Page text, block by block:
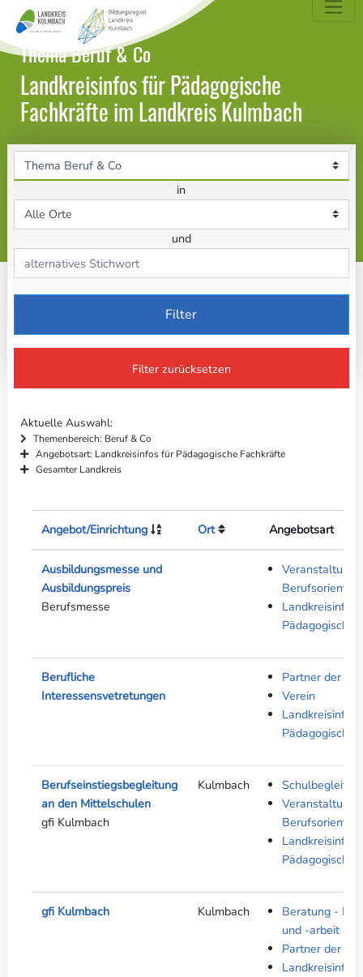
Landkreis Kulmbach
Thema Beruf & Co
Landkreisinfos für Pädagogische
Fachkräfte im Landkreis Kulmbach
Themenbereich
in
Ort
und
Stichwort
Filter
Filter zurücksetzen
Aktuelle Auswahl
Themenbereich: Beruf & Co
Angebotsart: Landkreisinfos für Pädagogische Fachkräfte
Gesamter Landkreis
Angebot/Einrichtung Ort Angebotsart
Ausbildungsmesse und
Ausbildungspreis
Berufsmesse
Landkreisinfos
Pädagogische
Berufliche
Interessensvetretungen
Partner der
Verein
Landkreisinfos
Pädagogische
Berufseinstiegsbegleitung
an den Mittelschulen
gfi Kulmbach
Kulmbach
Landkreisinfos
Pädagogische
gfi Kulmbach Kulmbach
Beratung -
und -arbeit
Partner der
Landkreisinfos